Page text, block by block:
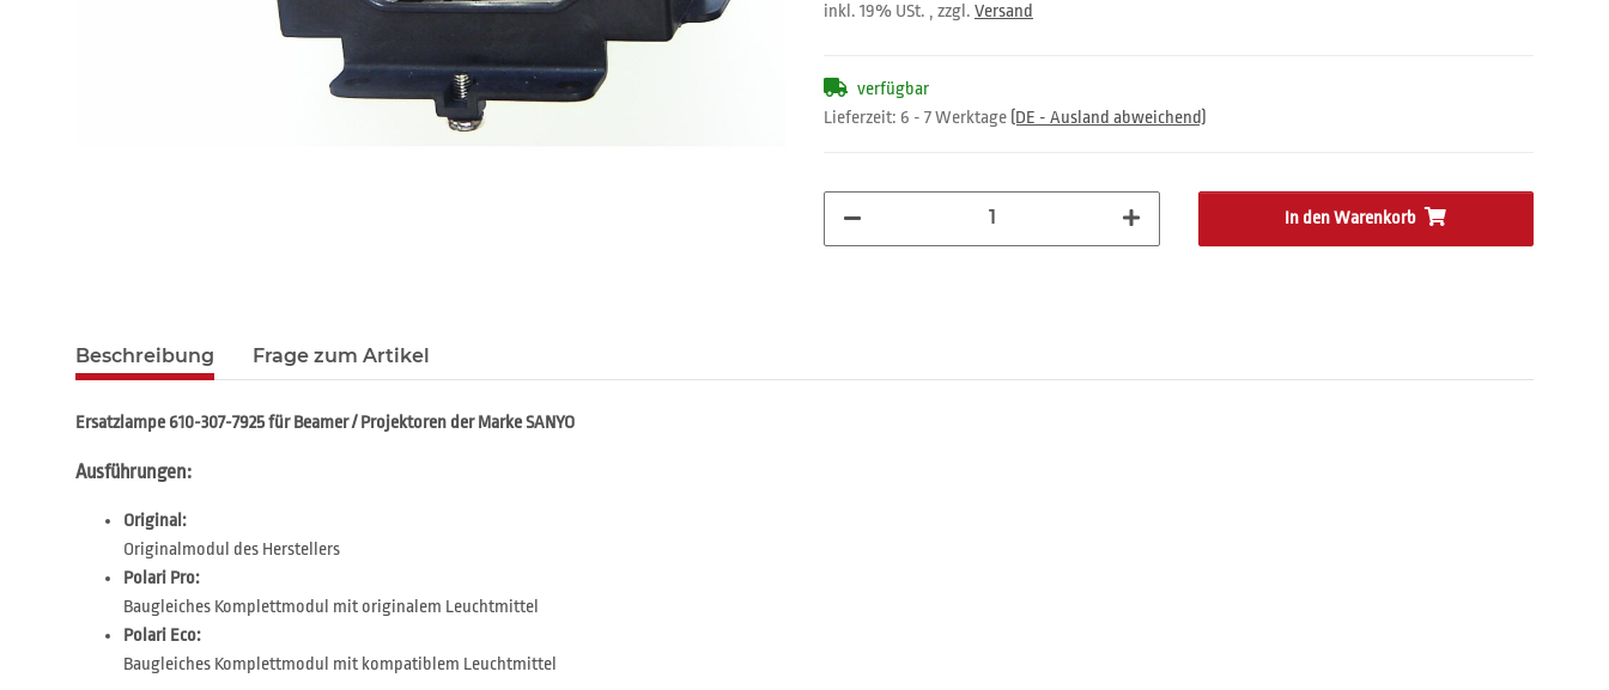
inkl. 19% USt. , zzgl. Versand
verfügbar
Lieferzeit: 6 - 7 Werktage (DE - Ausland abweichend)
In den Warenkorb
Beschreibung Frage zum Artikel
Ersatzlampe 610-307-7925 für Beamer / Projektoren der Marke SANYO
Ausführungen:
Original:
Originalmodul des Herstellers
Polari Pro:
Baugleiches Komplettmodul mit originalem Leuchtmittel
Polari Eco:
Baugleiches Komplettmodul mit kompatiblem Leuchtmittel